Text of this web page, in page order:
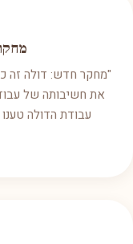
"מחקר חדש: דולה זה
את חשיבותה של
עבודת הדולה